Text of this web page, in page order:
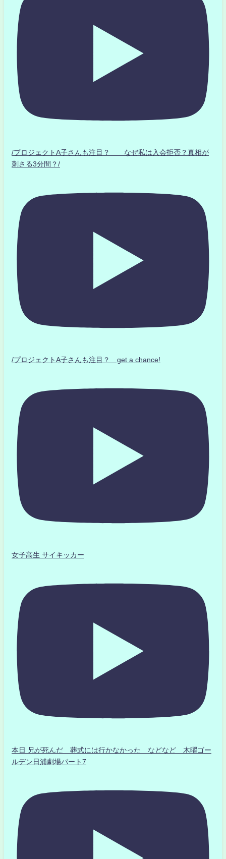
/プロジェクトA子さんも注目？ なぜ私は入会拒否？真相が
刺さる3分間？/
/プロジェクトA子さんも注目？ get a chance!
女子高生 サイキッカー
本日 兄が死んだ 葬式には行かなかった などなど 木曜ゴー
ルデン日浦劇場パート7